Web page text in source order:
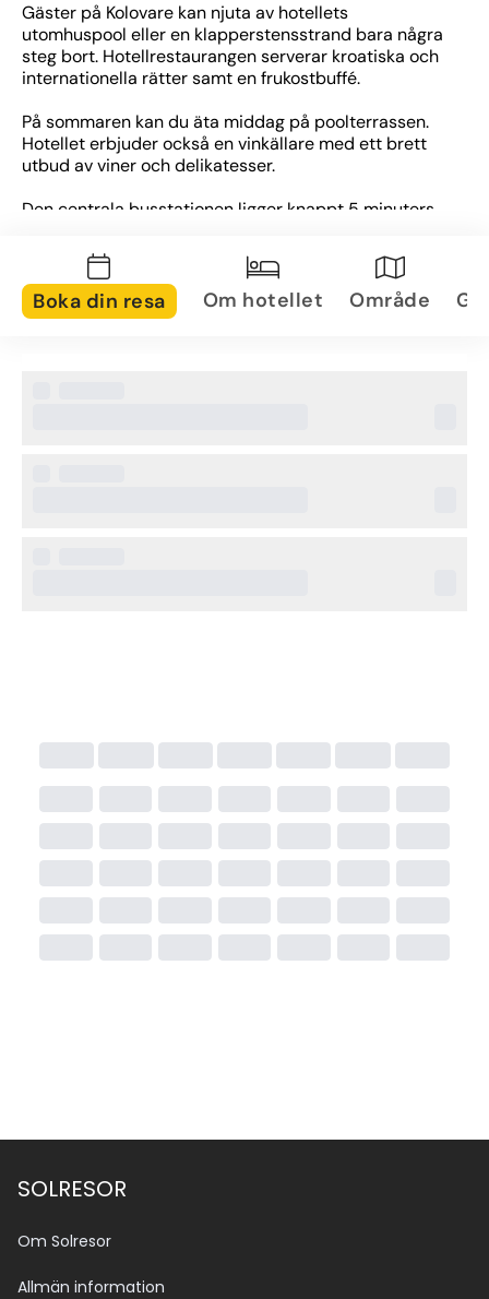
Gäster på Kolovare kan njuta av hotellets
utomhuspool eller en klapperstensstrand bara några
steg bort. Hotellrestaurangen serverar kroatiska och
internationella rätter samt en frukostbuffé.
På sommaren kan du äta middag på poolterrassen.
Hotellet erbjuder också en vinkällare med ett brett
utbud av viner och delikatesser.
Den centrala busstationen ligger knappt 5 minuters
km. Till Zadars flygplats är det 10 km
Boka din resa Om hotellet Område
SOLRESOR
Om Solresor
Allmän information